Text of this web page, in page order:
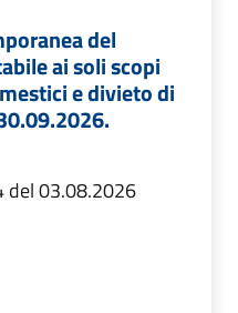
del
ai soli scopi
e divieto di
del 03.08.2026